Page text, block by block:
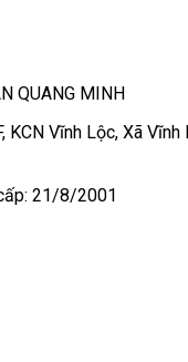
QUANG MINH
Vĩnh Lộc, Xã Vĩnh
21/8/2001